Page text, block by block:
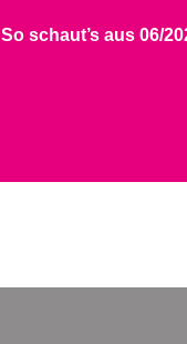
So schaut’s aus 06/